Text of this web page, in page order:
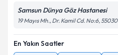
Samsun Dünya Göz Hastanesi
19 Mayıs Mh., Dr. Kamil Cd. No:6, 55030
En Yakın Saatler